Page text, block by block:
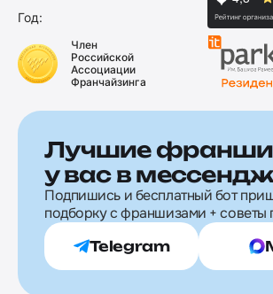
Год:
Член
Российской
Ассоциации
Франчайзинга
Лучшие
у вас в
Подпишись и бесплатный бот
подборку с франшизами + советы
Telegram